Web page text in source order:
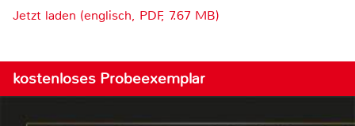
Jetzt laden (englisch, PDF, 7.67 MB)
kostenloses Probeexemplar